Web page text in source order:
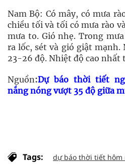
Nam Bộ: Có mây, có mưa
chiều tối và tối có mưa rào
mưa to. Gió nhẹ. Trong
ra lốc, sét và gió giật
23-26 độ. Nhiệt độ cao nhất
Nguồn:Dự báo thời tiết
nắng nóng vượt 35 độ giữa
Tags: dự báo thời tiết hôm